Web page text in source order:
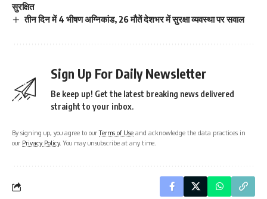
सुरक्षित
तीन दिन में 4 भीषण अग्निकांड, 26 मौतें देशभर में सुरक्षा व्यवस्था पर सवाल
Sign Up For Daily Newsletter
Be keep up! Get the latest breaking news delivered
straight to your inbox.
By signing up, you agree to ourTerms of Use and acknowledge the data practices in
our Privacy Policy. You may unsubscribe at any time.